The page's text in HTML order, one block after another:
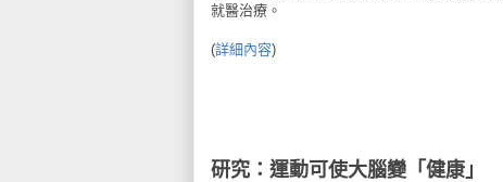
就醫治療。
(詳細內容)
研究：運動可使大腦變「健康」